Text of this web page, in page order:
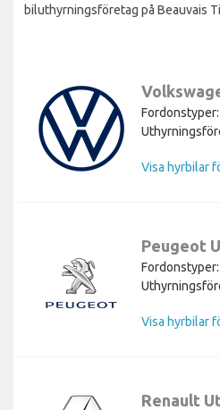
biluthyrningsföretag på Beauvais
Visa hyrbilar
Peugeot
Visa hyrbilar
Renault